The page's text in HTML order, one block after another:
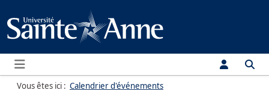
Menu
Vous êtes ici : Calendrier d'événements